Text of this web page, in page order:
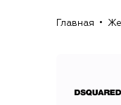
Главная